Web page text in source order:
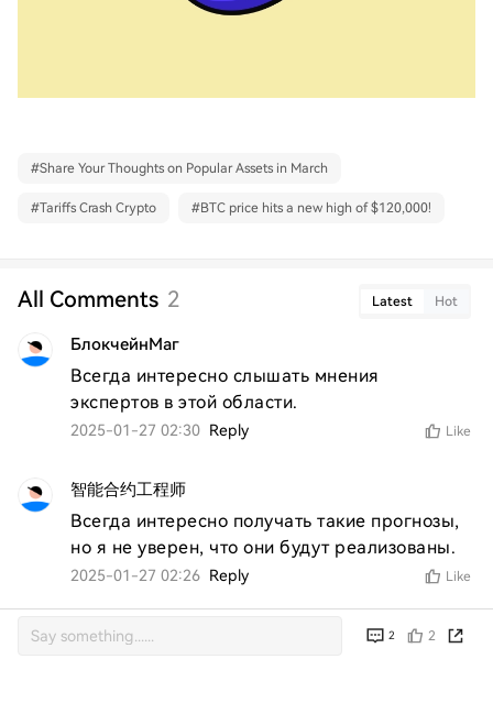
#Share Your Thoughts on Popular Assets in March
#Tariffs Crash Crypto #BTC price hits a new high of $120,000!
All Comments 2 Latest Hot
БлокчейнМаг
Всегда интересно слышать мнения
экспертов в этой области.
2025-01-27 02:30 Reply Like
智能合约工程师
Всегда интересно получать такие прогнозы,
но я не уверен, что они будут реализованы.
2025-01-27 02:26 Reply Like
2 2